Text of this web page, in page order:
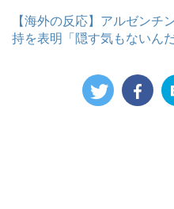
【海外の反応】アルゼンチ
持を表明「隠す気もないんだ